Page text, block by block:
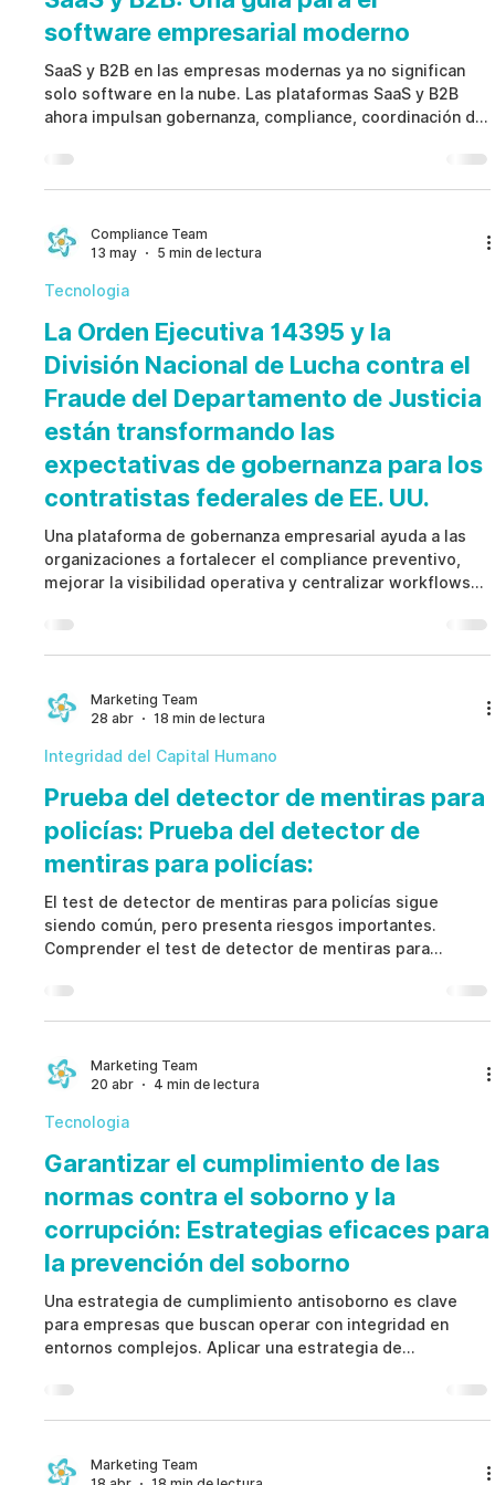
software empresarial moderno
SaaS y B2B en las empresas modernas ya no significan
solo software en la nube. Las plataformas SaaS y B2B
ahora impulsan gobernanza, compliance, coordinación de
supervisión ética en entornos empresariales regulados.
Compliance Team
13 may
5 min de lectura
Tecnologia
La Orden Ejecutiva 14395 y la
División Nacional de Lucha contra el
Fraude del Departamento de Justicia
están transformando las
expectativas de gobernanza para los
contratistas federales de EE. UU.
Una plataforma de gobernanza empresarial ayuda a las
organizaciones a fortalecer el compliance preventivo,
mejorar la visibilidad operativa y centralizar workflows
seguridad, legal y gestión de riesgos. Una plataforma de
gobernanza empresarial moderna ofrece supervisión
preventiva de riesgos.
Marketing Team
28 abr
18 min de lectura
Integridad del Capital Humano
Prueba del detector de mentiras para
policías: Prueba del detector de
mentiras para policías:
El test de detector de mentiras para policías sigue
siendo común, pero presenta riesgos importantes.
Comprender el test de detector de mentiras para
más sólidos, mejorando decisiones y reduciendo
exposición legal.
Marketing Team
20 abr
4 min de lectura
Tecnologia
Garantizar el cumplimiento de las
normas contra el soborno y la
corrupción: Estrategias eficaces para
la prevención del soborno
Una estrategia de cumplimiento antisoborno es clave
para empresas que buscan operar con integridad en
entornos complejos. Aplicar una estrategia de
proteger la reputación y garantizar el cumplimiento
normativo, fortaleciendo una cultura organizacional ética
Marketing Team